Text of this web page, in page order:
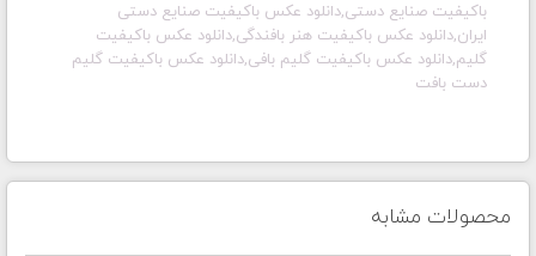
باکیفیت صنایع دستی,دانلود عکس باکیفیت صنایع دستی
ایران,دانلود عکس باکیفیت هنر بافندگی,دانلود عکس باکیفیت
گلیم,دانلود عکس باکیفیت گلیم بافی,دانلود عکس باکیفیت گلیم
دست بافت
محصولات مشابه